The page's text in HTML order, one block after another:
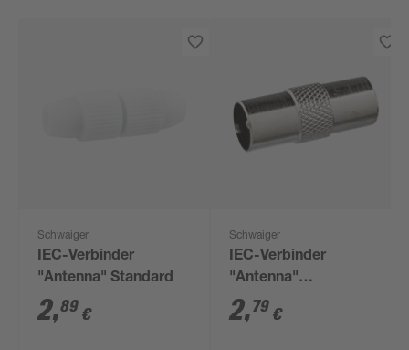
Schwaiger
IEC-Verbinder
"Antenna" Standard
2,89 €
Schwaiger
IEC-Verbinder
"Antenna"
Professional Stecker
2,79 €